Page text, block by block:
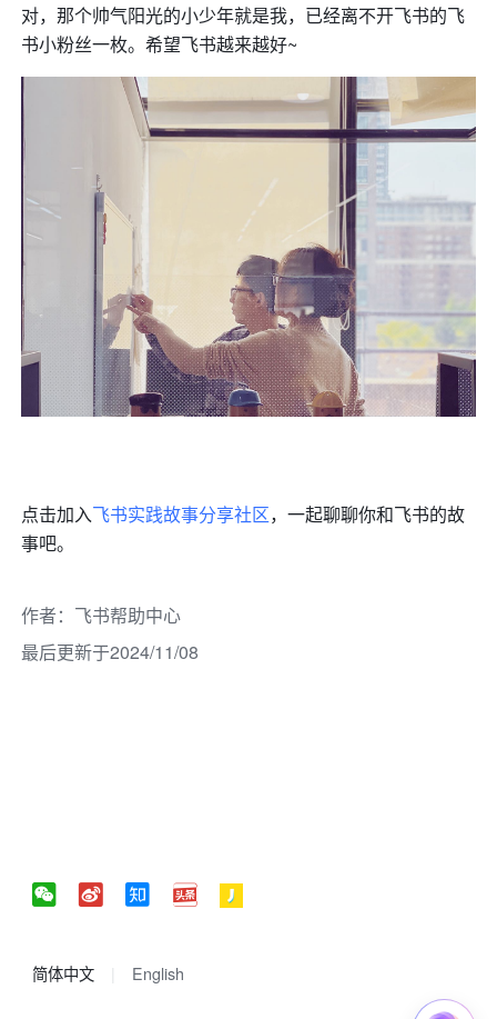
对，那个帅气阳光的小少年就是我，已经离不开飞书的飞
书小粉丝一枚。希望飞书越来越好~
点击加入飞书实践故事分享社区，一起聊聊你和飞书的故
事吧。
作者： 飞书帮助中心
最后更新于2024/11/08
简体中文 English